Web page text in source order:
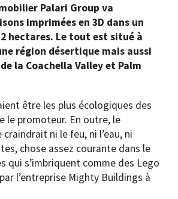
Palari Group va
imprimées en 3D dans un
hectares. Le tout est situé à
région désertique mais aussi
la Coachella Valley et Palm
être les plus écologiques des
le promoteur. En outre, le
ni le feu, ni l’eau, ni
chose assez courante dans le
qui s’imbriquent comme des Lego
l’entreprise Mighty Buildings à